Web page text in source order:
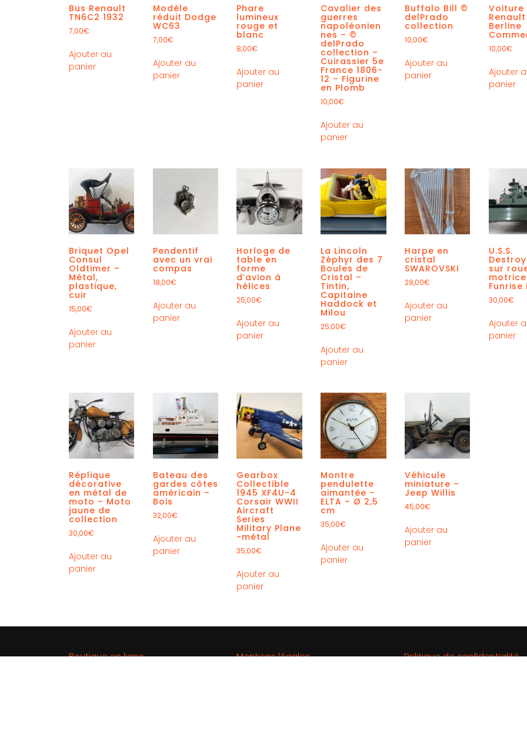
Bus Renault
TN6C2 1932
7,00€
Ajouter au
panier
Modèle
réduit Dodge
WC63
7,00€
Ajouter au
panier
Phare
lumineux
rouge et
blanc
8,00€
Ajouter au
panier
Cavalier des
guerres
napoléonien
nes – ©
delPrado
collection –
Cuirassier 5e
France 1806-
12 – Figurine
en Plomb
10,00€
Ajouter au
panier
Buffalo Bill ©
delPrado
collection
10,00€
Ajouter au
panier
Voiture
Berline
10,00€
Ajouter
panier
Briquet Opel
Consul
Oldtimer –
Métal,
plastique,
cuir
15,00€
Ajouter au
panier
Pendentif
avec un vrai
compas
18,00€
Ajouter au
panier
Horloge de
table en
forme
d’avion à
hélices
25,00€
Ajouter au
panier
La Lincoln
Zéphyr des 7
Boules de
Cristal –
Tintin,
Capitaine
Haddock et
Milou
25,00€
Ajouter au
panier
Harpe en
cristal
SWAROVSKI
29,00€
Ajouter au
panier
U.S.S.
sur
Funrise
30,00€
Ajouter
panier
Réplique
décorative
en métal de
moto – Moto
jaune de
collection
30,00€
Ajouter au
panier
Bateau des
gardes côtes
américain –
Bois
32,00€
Ajouter au
panier
Gearbox
Collectible
1945 XF4U-4
Corsair WWII
Aircraft
Series
Military Plane
-métal
35,00€
Ajouter au
panier
Montre
pendulette
aimantée –
ELTA – Ø 2,5
cm
35,00€
Ajouter au
panier
Véhicule
miniature –
Jeep Willis
45,00€
Ajouter au
panier
Boutique en ligne Mentions légales Politique de confidentialité